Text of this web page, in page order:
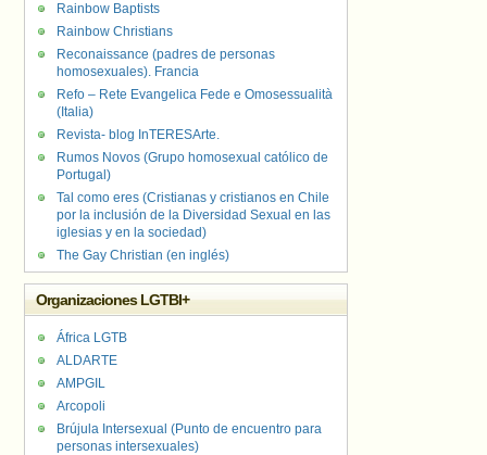
Rainbow Baptists
Rainbow Christians
Reconaissance (padres de personas
homosexuales). Francia
Refo – Rete Evangelica Fede e Omosessualità
(Italia)
Revista- blog InTERESArte.
Rumos Novos (Grupo homosexual católico de
Portugal)
Tal como eres (Cristianas y cristianos en Chile
por la inclusión de la Diversidad Sexual en las
iglesias y en la sociedad)
The Gay Christian (en inglés)
Organizaciones LGTBI+
África LGTB
ALDARTE
AMPGIL
Arcopoli
Brújula Intersexual (Punto de encuentro para
personas intersexuales)